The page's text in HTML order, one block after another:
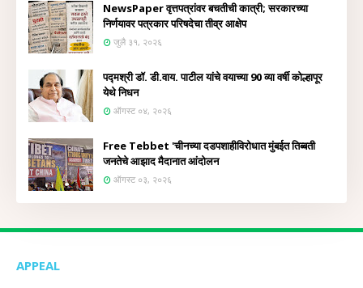
NewsPaper वृत्तपत्रांवर बचतीची कात्री; सरकारच्या
निर्णयावर पत्रकार परिषदेचा तीव्र आक्षेप
जुलै ३१, २०२६
पद्मश्री डॉ. डी.वाय. पाटील यांचे वयाच्या 90 व्या वर्षी कोल्हापूर
येथे निधन
ऑगस्ट ०४, २०२६
Free Tebbet 'चीनच्या दडपशाहीविरोधात मुंबईत तिब्बती
जनतेचे आझाद मैदानात आंदोलन
ऑगस्ट ०३, २०२६
APPEAL